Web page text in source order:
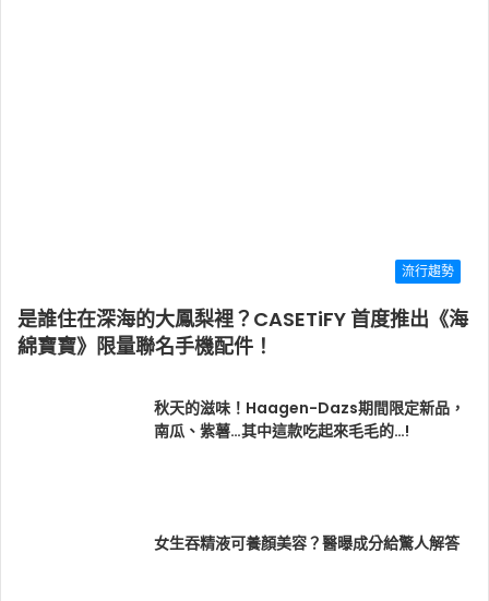
流行趨勢
是誰住在深海的大鳳梨裡？CASETiFY 首度推出《海
綿寶寶》限量聯名手機配件！
秋天的滋味！Haagen-Dazs期間限定新品，
南瓜、紫薯…其中這款吃起來毛毛的…!
女生吞精液可養顏美容？醫曝成分給驚人解答